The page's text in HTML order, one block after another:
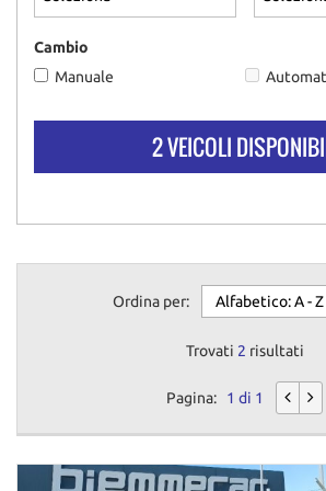
Cambio
Manuale
2 VEICOLI
Ordina per:
Trovati 2 risultati
Pagina: 1 di 1
questi
strumenti
di
tracciamento
cookie
e